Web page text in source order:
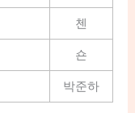
첸
숀
박준하